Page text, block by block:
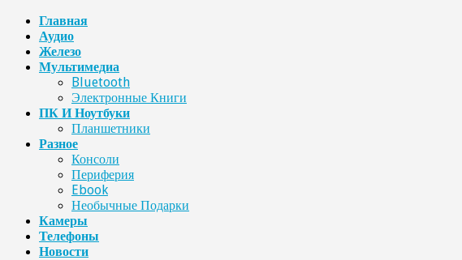
Главная
Аудио
Железо
Мультимедиа
Bluetooth
Электронные Книги
ПК И Ноутбуки
Планшетники
Разное
Консоли
Периферия
Ebook
Необычные Подарки
Камеры
Телефоны
Новости